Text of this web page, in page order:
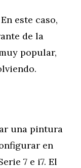
este caso,
de la
popular,
una pintura
en
7 e i7. El